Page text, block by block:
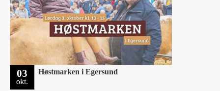
03
okt.
Høstmarken i Egersund